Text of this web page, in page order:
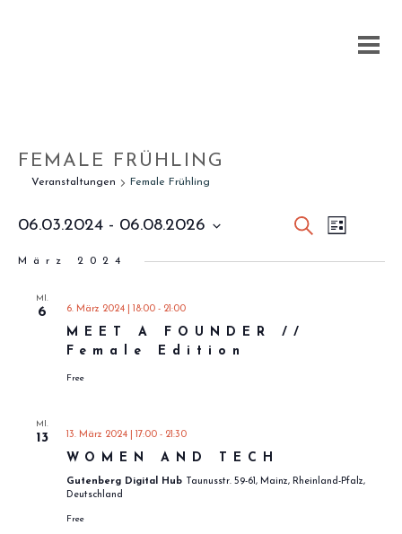
FEMALE FRÜHLING
Veranstaltungen Female Frühling
SUCHE
Suche
Liste
06.03.2024 - 06.08.2026
wählen.
März 2024
MI.
6 6. März 2024 | 18:00- 21:00
MEET A FOUNDER //
Female Edition
Free
MI.
13 13. März 2024 | 17:00- 21:30
WOMEN AND TECH
Gutenberg Digital Hub
Taunusstr. 59-61, Mainz, Rheinland-Pfalz,
Deutschland
Free